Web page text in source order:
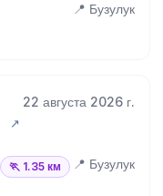
📍 Бузулук
22 августа 2026 г.
🏃 1.35 км 📍 Бузулук